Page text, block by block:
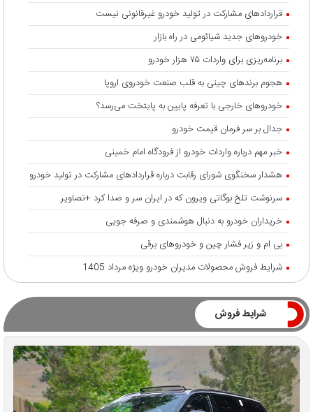
قراردادهای مشارکت در تولید خودرو غیرقانونی نیست
خودروهای جدید شیائومی در راه بازار
برنامه‌ریزی برای واردات ۷۵ هزار خودرو
هجوم برندهای چینی به قلب صنعت خودروی اروپا
خودروهای خارجی با تعرفه پایین به پایتخت می‌رسد؟
جدال بر سر فرمان قیمت خودرو
خبر مهم درباره واردات خودرو از فرودگاه امام خمینی
هشدار سخنگوی شورای رقابت درباره قرارداد‌های مشارکت در تولید خودرو
سرنوشت تلخ بوگاتی ویرون که در ایران سر و صدا کرد +تصاویر
خریداران خودرو به دنبال هوشمندی و صرفه جویی
بی ام و زیر فشار چین و خودروهای برقی
شرایط فروش محصولات مدیران خودرو ویژه مرداد 1405
شرایط فروش